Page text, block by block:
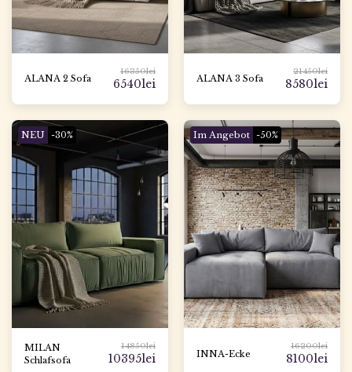
ALANA 2 Sofa
16350lei
6540lei ALANA 3 Sofa
21450lei
8580lei
NEU -30%
MILAN
Schlafsofa
14850lei
10395lei
Im Angebot -50%
INNA-Ecke
16200lei
8100lei